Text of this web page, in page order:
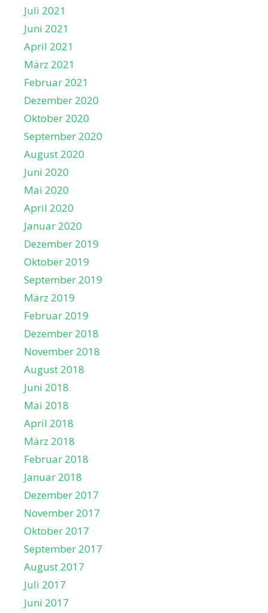
Juli 2021
Juni 2021
April 2021
März 2021
Februar 2021
Dezember 2020
Oktober 2020
September 2020
August 2020
Juni 2020
Mai 2020
April 2020
Januar 2020
Dezember 2019
Oktober 2019
September 2019
März 2019
Februar 2019
Dezember 2018
November 2018
August 2018
Juni 2018
Mai 2018
April 2018
März 2018
Februar 2018
Januar 2018
Dezember 2017
November 2017
Oktober 2017
September 2017
August 2017
Juli 2017
Juni 2017